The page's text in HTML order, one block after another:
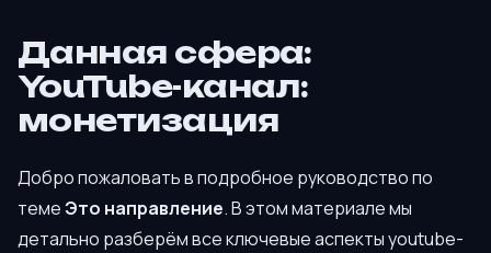
Данная сфера:
YouTube-канал:
монетизация
Добро пожаловать в подробное руководство по
темеЭто направление. В этом материале мы
детально разберём все ключевые аспекты youtube-